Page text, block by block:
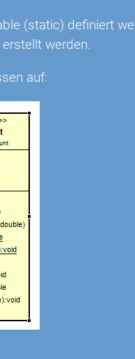
(static) definiert
werden.
auf: